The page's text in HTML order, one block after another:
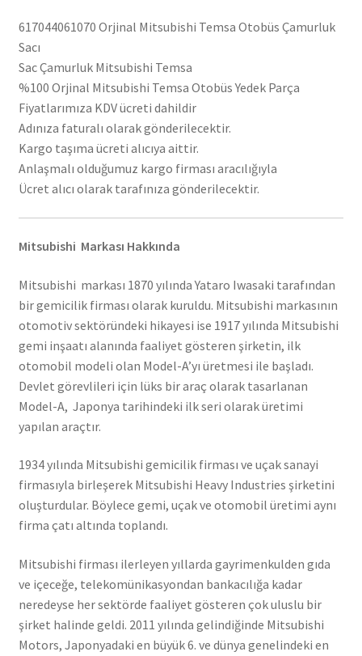
617044061070 Orjinal Mitsubishi Temsa Otobüs Çamurluk
Sacı
Sac Çamurluk Mitsubishi Temsa
%100 Orjinal Mitsubishi Temsa Otobüs Yedek Parça
Fiyatlarımıza KDV ücreti dahildir
Adınıza faturalı olarak gönderilecektir.
Kargo taşıma ücreti alıcıya aittir.
Anlaşmalı olduğumuz kargo firması aracılığıyla
Ücret alıcı olarak tarafınıza gönderilecektir.
Mitsubishi Markası Hakkında
Mitsubishi markası 1870 yılında Yataro Iwasaki tarafından
bir gemicilik firması olarak kuruldu. Mitsubishi markasının
otomotiv sektöründeki hikayesi ise 1917 yılında Mitsubishi
gemi inşaatı alanında faaliyet gösteren şirketin, ilk
otomobil modeli olan Model-A’yı üretmesi ile başladı.
Devlet görevlileri için lüks bir araç olarak tasarlanan
Model-A, Japonya tarihindeki ilk seri olarak üretimi
yapılan araçtır.
1934 yılında Mitsubishi gemicilik firması ve uçak sanayi
firmasıyla birleşerek Mitsubishi Heavy Industries şirketini
oluşturdular. Böylece gemi, uçak ve otomobil üretimi aynı
firma çatı altında toplandı.
Mitsubishi firması ilerleyen yıllarda gayrimenkulden gıda
ve içeceğe, telekomünikasyondan bankacılığa kadar
neredeyse her sektörde faaliyet gösteren çok uluslu bir
şirket halinde geldi. 2011 yılında gelindiğinde Mitsubishi
Motors, Japonyadaki en büyük 6. ve dünya genelindeki en